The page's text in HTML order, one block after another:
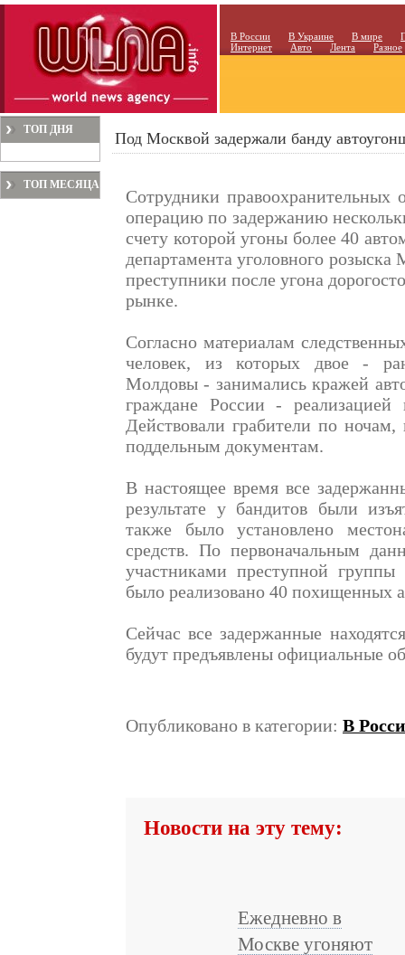
В России В Украине В мире
Интернет
Авто Лента Разное
ТОП ДНЯ
ТОП МЕСЯЦА
Под Москвой задержали банду
Сотрудники правоохранительных
операцию по задержанию
счету которой угоны более 40
департамента уголовного
преступники после угона
рынке.
Согласно материалам
человек, из которых двое -
Молдовы - занимались кражей
граждане России - реализацией
Действовали грабители по
поддельным документам.
В настоящее время все
результате у бандитов были
также было установлено
средств. По первоначальным
участниками преступной
было реализовано 40 похищенных
Сейчас все задержанные
будут предъявлены официальные
Опубликовано в категории: В
Новости на эту тему:
Ежедневно в
Москве угоняют